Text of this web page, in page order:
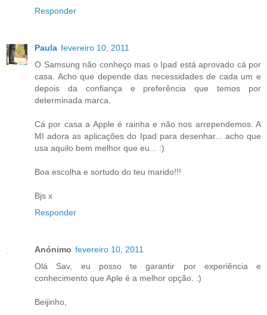
Responder
Paula fevereiro 10, 2011
O Samsung não conheço mas o Ipad está aprovado cá por
casa. Acho que depende das necessidades de cada um e
depois da confiança e preferência que temos por
determinada marca.
Cá por casa a Apple é rainha e não nos arrependemos. A
MI adora as aplicações do Ipad para desenhar... acho que
usa aquilo bem melhor que eu... :)
Boa escolha e sortudo do teu marido!!!
Bjs x
Responder
Anónimo fevereiro 10, 2011
Olá Sav, eu posso te garantir por experiência e
conhecimento que Aple é a melhor opção. :)
Beijinho,